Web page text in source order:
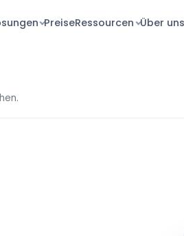
PreiseRessourcen Über uns